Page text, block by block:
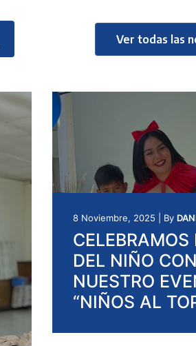
Ver todas las
8 Noviembre, 2025 By
CELEBRAMOS
DEL NIÑO CON
NUESTRO
“NIÑOS AL